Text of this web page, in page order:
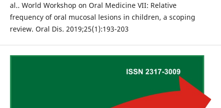
al.. World Workshop on Oral Medicine VII: Relative
frequency of oral mucosal lesions in children, a scoping
review. Oral Dis. 2019;25(1):193-203